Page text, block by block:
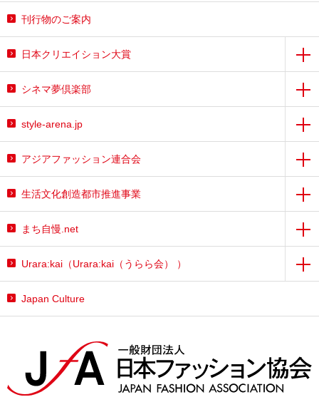
刊行物のご案内
日本クリエイション大賞
シネマ夢倶楽部
style-arena.jp
アジアファッション連合会
生活文化創造都市推進事業
まち自慢.net
Urara:kai（Urara:kai（うらら会） ）
Japan Culture